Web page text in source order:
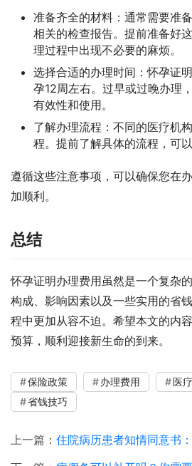
准备齐全的材料：通常需要准
相关的检查报告。提前准备好
理过程中出现不必要的麻烦。
选择合适的办理时间：怀孕证
孕12周左右。过早或过晚办理
有效性和使用。
了解办理流程：不同的医疗机
程。提前了解具体的流程，可
遵循这些注意事项，可以确保您在
加顺利。
总结
怀孕证明办理费用虽然是一个复杂
构成、影响因素以及一些实用的省
程中更加从容不迫。希望本文的内
预算，顺利迎接新生命的到来。
保险政策 办理费用 医
省钱技巧
上一篇： 住院病历患者知情同意书：了